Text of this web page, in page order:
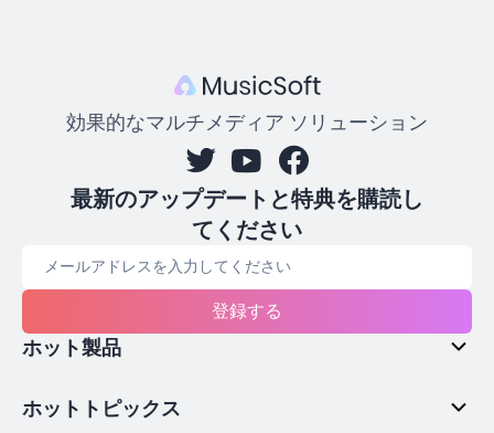
効果的なマルチメディア ソリューション
最新のアップデートと特典を購読し
てください
登録する
ホット製品
ホットトピックス